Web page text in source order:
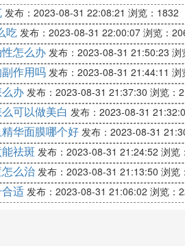
发布：2023-08-31 22:08:21 浏览：1832
吃 发布：2023-08-31 22:00:07 浏览：
怎么办 发布：2023-08-31 21:50:23 浏
作用吗 发布：2023-08-31 21:44:11 浏
办 发布：2023-08-31 21:37:30 浏览：
可以做美白 发布：2023-08-31
华面膜哪个好 发布：2023-08-31
祛斑 发布：2023-08-31 21:24:52 浏览
么治 发布：2023-08-31 21:13:50 浏览
适 发布：2023-08-31 21:06:02 浏览：